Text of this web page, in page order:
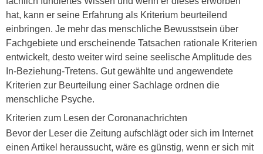
hat, kann er seine Erfahrung als Kriterium beurteilend
einbringen. Je mehr das menschliche Bewusstsein über
Fachgebiete und erscheinende Tatsachen rationale Kriterien
entwickelt, desto weiter wird seine seelische Amplitude des
In-Beziehung-Tretens. Gut gewählte und angewendete
Kriterien zur Beurteilung einer Sachlage ordnen die
menschliche Psyche.
Kriterien zum Lesen der Coronanachrichten
Bevor der Leser die Zeitung aufschlägt oder sich im Internet
einen Artikel heraussucht, wäre es günstig, wenn er sich mit